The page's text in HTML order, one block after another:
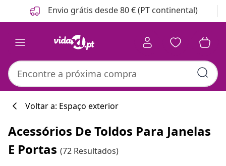
Anterior
Seguinte Envio grátis desde 80 € (PT continental)
Voltar a: Espaço exterior
Acessórios De Toldos Para Janelas
E Portas (72 Resultados)